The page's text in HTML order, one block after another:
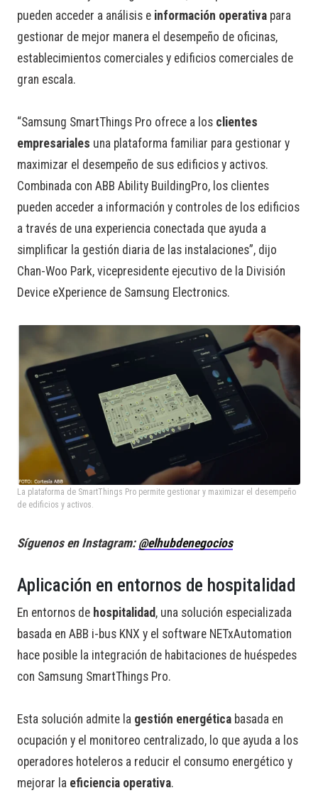
pueden acceder a análisis e información operativa para
gestionar de mejor manera el desempeño de oficinas,
establecimientos comerciales y edificios comerciales de
gran escala.
“Samsung SmartThings Pro ofrece a los clientes
empresariales una plataforma familiar para gestionar y
maximizar el desempeño de sus edificios y activos.
Combinada con ABB Ability BuildingPro, los clientes
pueden acceder a información y controles de los edificios
a través de una experiencia conectada que ayuda a
simplificar la gestión diaria de las instalaciones”, dijo
Chan-Woo Park, vicepresidente ejecutivo de la División
Device eXperience de Samsung Electronics.
La plataforma de SmartThings Pro permite gestionar y maximizar el desempeño
de edificios y activos.
Síguenos en Instagram: @elhubdenegocios
Aplicación en entornos de hospitalidad
En entornos de hospitalidad, una solución especializada
basada en ABB i-bus KNX y el software NETxAutomation
hace posible la integración de habitaciones de huéspedes
con Samsung SmartThings Pro.
Esta solución admite la gestión energética basada en
ocupación y el monitoreo centralizado, lo que ayuda a los
operadores hoteleros a reducir el consumo energético y
mejorar la eficiencia operativa.